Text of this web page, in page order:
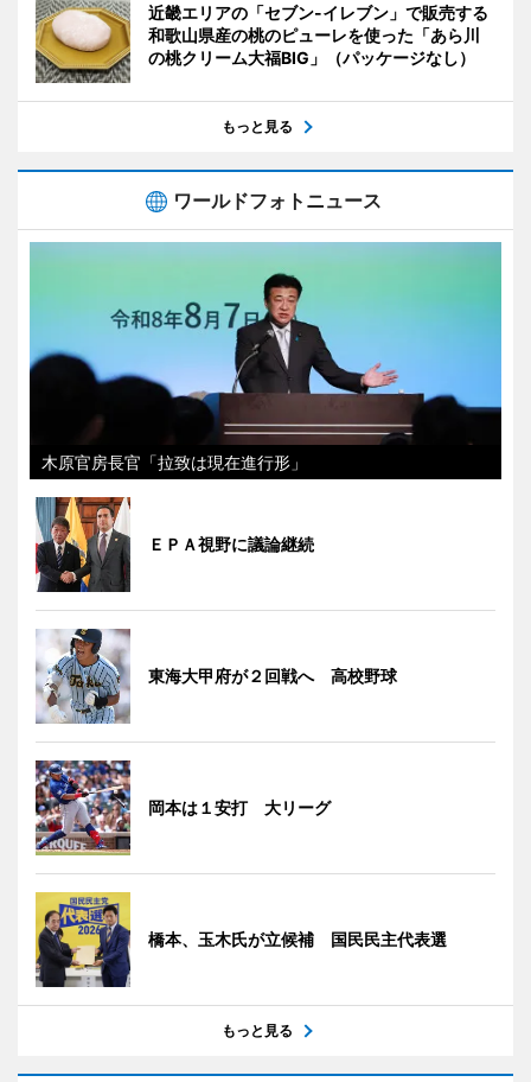
近畿エリアの「セブン-イレブン」で販売する
和歌山県産の桃のピューレを使った「あら川
の桃クリーム大福BIG」（パッケージなし）
もっと見る
ワールドフォトニュース
木原官房長官「拉致は現在進行形」
ＥＰＡ視野に議論継続
東海大甲府が２回戦へ 高校野球
岡本は１安打 大リーグ
橋本、玉木氏が立候補 国民民主代表選
もっと見る